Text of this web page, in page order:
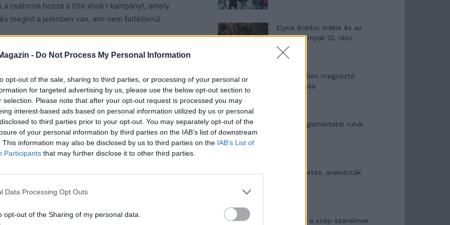
- Do Not Process My Personal Information
opt-out of the sale, sharing to third parties, or processing of your personal or
for targeted advertising by us, please use the below opt-out section to
selection. Please note that after your opt-out request is processed you may
interest-based ads based on personal information utilized by us or personal
to third parties prior to your opt-out. You may separately opt-out of the
of your personal information by third parties on the IAB’s list of downstream
This information may also be disclosed by us to third parties on the IAB’s List of
Participants that may further disclose it to other third parties.
Data Processing Opt Outs
opt-out of the Sharing of my personal data.
csatorna hozza a tőle elvárt kampányt, amely
megint a jelenben van, ami nem feltétlenül
jelenség a vásznon, hiszen Törőcsik Franciska
Hunyadi felesége rátermett, elszánt nő, aki
meg bevállalós, okos és rafinált.
sokszor öncélúak. Nincs mindig szükség arra,
kihangsúlyozása meg nyilvánvalóan a mai
de ha nem érdekelne bennünket (jó, nem
keletje manapság a felnőtt filmeket gyártó és
figyelhetjük Zsigmond királyt (Gálffi
gyűjtse a címeket, és elmondhassa, épp minek
ármánykodása is üdítő élmény, különösen azért
Elyna Robbs: Adéle és az
örökölt árnyak 13. rész
Woody Allen megosztó
zsenialitása
A világ legismertebb ruhái
Nyár, nevetés, anekdoták
Panna és a szép szerelmek